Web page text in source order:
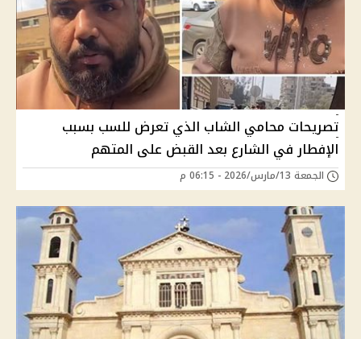
تصريحات محامي الشاب الذي تعرض للسب بسبب
الإفطار في الشارع بعد القبض على المتهم
الجمعة 13/مارس/2026 - 06:15 م